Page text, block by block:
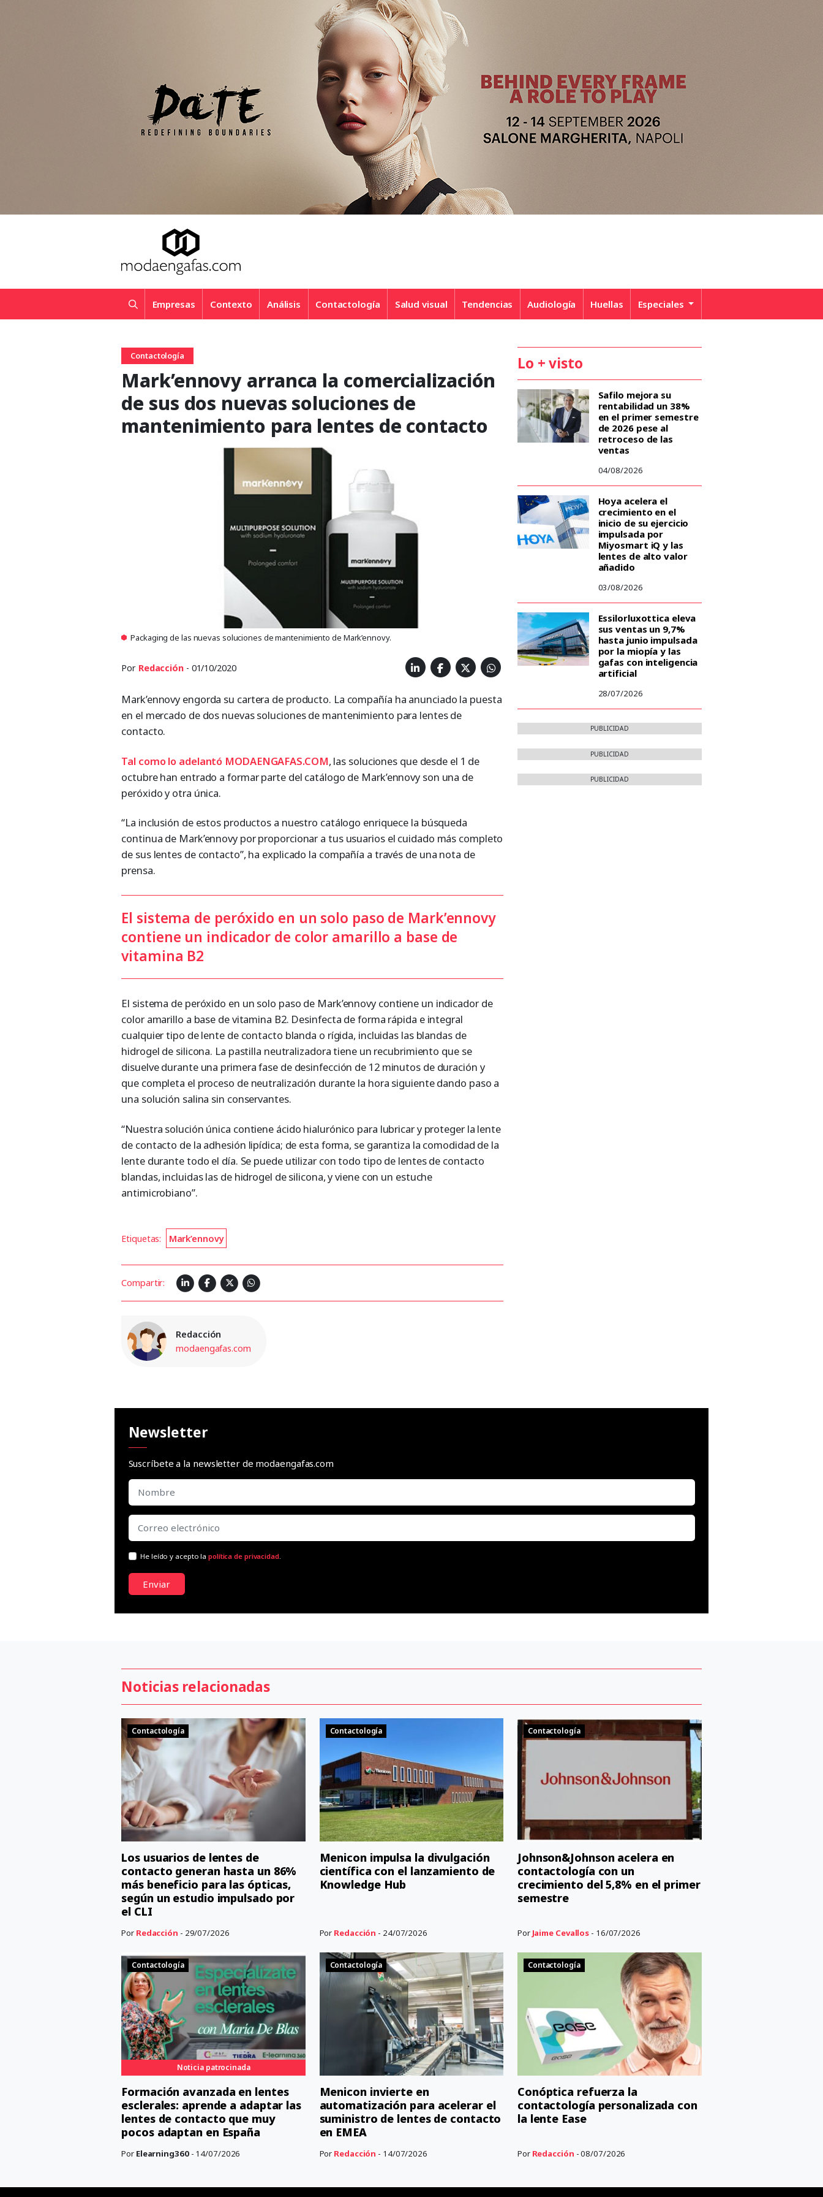
Empresas Contexto Análisis Contactología Salud visual Tendencias Audiología Huellas Especiales
Contactología
Mark’ennovy arranca la comercialización
de sus dos nuevas soluciones de
mantenimiento para lentes de contacto
Packaging de las nuevas soluciones de mantenimiento de Mark’ennovy.
Por Redacción- 01/10/2020
Mark’ennovy engorda su cartera de producto. La compañía ha anunciado la puesta
en el mercado de dos nuevas soluciones de mantenimiento para lentes de
contacto.
Tal como lo adelantó MODAENGAFAS.COM, las soluciones que desde el 1 de
octubre han entrado a formar parte del catálogo de Mark’ennovy son una de
peróxido y otra única.
“La inclusión de estos productos a nuestro catálogo enriquece la búsqueda
continua de Mark’ennovy por proporcionar a tus usuarios el cuidado más completo
de sus lentes de contacto”, ha explicado la compañía a través de una nota de
prensa.
El sistema de peróxido en un solo paso de Mark’ennovy
contiene un indicador de color amarillo a base de
vitamina B2
El sistema de peróxido en un solo paso de Mark’ennovy contiene un indicador de
color amarillo a base de vitamina B2. Desinfecta de forma rápida e integral
cualquier tipo de lente de contacto blanda o rígida, incluidas las blandas de
hidrogel de silicona. La pastilla neutralizadora tiene un recubrimiento que se
disuelve durante una primera fase de desinfección de 12 minutos de duración y
que completa el proceso de neutralización durante la hora siguiente dando paso a
una solución salina sin conservantes.
“Nuestra solución única contiene ácido hialurónico para lubricar y proteger la lente
de contacto de la adhesión lipídica; de esta forma, se garantiza la comodidad de la
lente durante todo el día. Se puede utilizar con todo tipo de lentes de contacto
blandas, incluidas las de hidrogel de silicona, y viene con un estuche
antimicrobiano”.
Etiquetas: Mark’ennovy
Compartir:
Redacción
modaengafas.com
Lo + visto
Safilo mejora su
rentabilidad un 38%
en el primer semestre
de 2026 pese al
retroceso de las
ventas
04/08/2026
Hoya acelera el
crecimiento en el
inicio de su ejercicio
impulsada por
Miyosmart iQ y las
lentes de alto valor
añadido
03/08/2026
Essilorluxottica eleva
sus ventas un 9,7%
hasta junio impulsada
por la miopía y las
gafas con inteligencia
artificial
28/07/2026
PUBLICIDAD
PUBLICIDAD
PUBLICIDAD
Newsletter
Suscríbete a la newsletter de modaengafas.com
He leído y acepto lapolítica de privacidad.
Enviar
Noticias relacionadas
Contactología
Los usuarios de lentes de
contacto generan hasta un 86%
más beneficio para las ópticas,
según un estudio impulsado por
el CLI
Por Redacción - 29/07/2026
Contactología
Menicon impulsa la divulgación
científica con el lanzamiento de
Knowledge Hub
Por Redacción - 24/07/2026
Contactología
Johnson&Johnson acelera en
contactología con un
crecimiento del 5,8% en el primer
semestre
Por Jaime Cevallos - 16/07/2026
Contactología
Noticia patrocinada
Formación avanzada en lentes
esclerales: aprende a adaptar las
lentes de contacto que muy
pocos adaptan en España
Por Elearning360- 14/07/2026
Contactología
Menicon invierte en
automatización para acelerar el
suministro de lentes de contacto
en EMEA
Por Redacción - 14/07/2026
Contactología
Conóptica refuerza la
contactología personalizada con
la lente Ease
Por Redacción - 08/07/2026